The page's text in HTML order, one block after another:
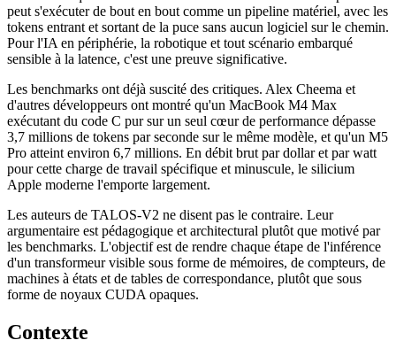
peut s'exécuter de bout en bout comme un pipeline matériel, avec les
tokens entrant et sortant de la puce sans aucun logiciel sur le chemin.
Pour l'IA en périphérie, la robotique et tout scénario embarqué
sensible à la latence, c'est une preuve significative.
Les benchmarks ont déjà suscité des critiques. Alex Cheema et
d'autres développeurs ont montré qu'un MacBook M4 Max
exécutant du code C pur sur un seul cœur de performance dépasse
3,7 millions de tokens par seconde sur le même modèle, et qu'un M5
Pro atteint environ 6,7 millions. En débit brut par dollar et par watt
pour cette charge de travail spécifique et minuscule, le silicium
Apple moderne l'emporte largement.
Les auteurs de TALOS-V2 ne disent pas le contraire. Leur
argumentaire est pédagogique et architectural plutôt que motivé par
les benchmarks. L'objectif est de rendre chaque étape de l'inférence
d'un transformeur visible sous forme de mémoires, de compteurs, de
machines à états et de tables de correspondance, plutôt que sous
forme de noyaux CUDA opaques.
Contexte